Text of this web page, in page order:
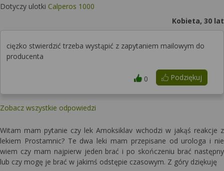
Dotyczy ulotki Calperos 1000
Kobieta, 30 lat
cięzko stwierdzić trzeba wystąpić z zapytaniem mailowym do
producenta
Podziękuj
0
Zobacz wszystkie odpowiedzi
Witam mam pytanie czy lek Amoksiklav wchodzi w jakąś reakcje z
lekiem Prostamnic? Te dwa leki mam przepisane od urologa i nie
wiem czy mam najpierw jeden brać i po skończeniu brać następny
lub czy mogę je brać w jakimś odstępie czasowym. Z góry dziękuję